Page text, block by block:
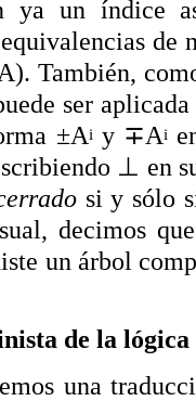
ya un índice
. También,
ser
±Aiy ∓Ai
⊥ en
si y sólo si
decimos
un árbol
de la
una